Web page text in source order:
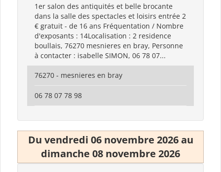
1er salon des antiquités et belle brocante
dans la salle des spectacles et loisirs entrée 2
€ gratuit - de 16 ans Fréquentation / Nombre
d'exposants : 14Localisation : 2 residence
boullais, 76270 mesnieres en bray, Personne
à contacter : isabelle SIMON, 06 78 07...
76270 - mesnieres en bray
06 78 07 78 98
Du vendredi 06 novembre 2026 au
dimanche 08 novembre 2026